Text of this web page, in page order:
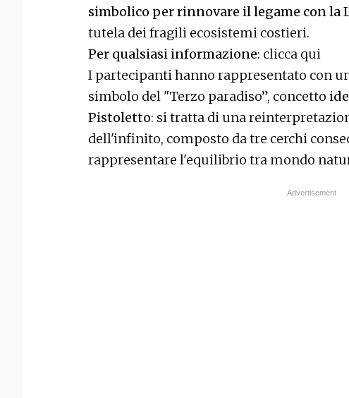
simbolico per rinnovare il legame con la
tutela dei fragili ecosistemi costieri.
Per qualsiasi informazione: clicca qui
I partecipanti hanno rappresentato con
simbolo del "Terzo paradiso”, concetto
Pistoletto: si tratta di una
dell'infinito, composto da tre cerchi
rappresentare l'equilibrio tra mondo